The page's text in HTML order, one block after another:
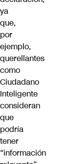
ya
que,
por
ejemplo,
querellantes
como
Ciudadano
Inteligente
consideran
que
podría
tener
“información